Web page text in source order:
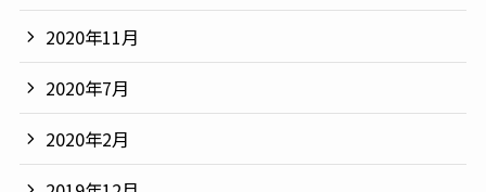
2020年11月
2020年7月
2020年2月